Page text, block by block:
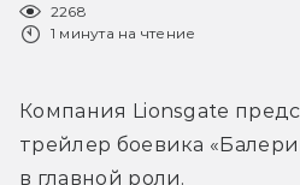
2268
1 минута на чтение
Компания Lionsgate
трейлер боевика
в главной роли.